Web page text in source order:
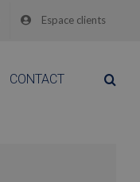
Espace clients
CONTACT